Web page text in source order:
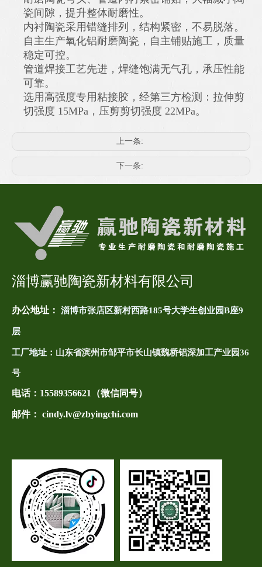
瓷间隙，提升整体耐磨性。
内衬陶瓷采用错缝排列，结构紧密，不易脱落。
自主生产氧化铝耐磨陶瓷，自主铺贴施工，质量
稳定可控。
管道焊接工艺先进，焊缝饱满无气孔，承压性能
可靠。
选用高强度专用粘接胶，经第三方检测：拉伸剪
切强度 15MPa，压剪剪切强度 22MPa。
上一条:
下一条:
淄博赢驰陶瓷新材料有限公司
办公地址： 淄博市张店区新村西路185号大学生创业园B座9
层
工厂地址： 山东省滨州市邹平市长山镇魏桥铝深加工产业园36
号
电话： 15589356621（微信同号）
邮件： cindy.lv@zbyingchi.com